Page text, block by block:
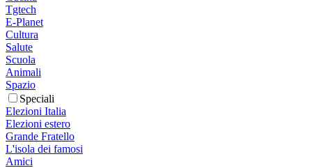
Tgtech
E-Planet
Cultura
Salute
Scuola
Animali
Spazio
Speciali
Elezioni Italia
Elezioni estero
Grande Fratello
L'isola dei famosi
Amici